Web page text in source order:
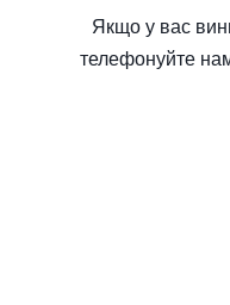
Якщо у вас
телефонуйте